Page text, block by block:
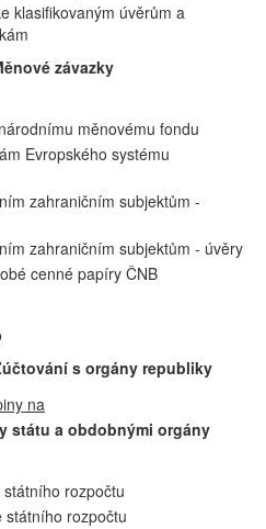
klasifikovaným úvěrům a
závazky
měnovému fondu
Evropského systému
zahraničním subjektům -
zahraničním subjektům - úvěry
cenné papíry ČNB
s orgány republiky
na
státu a obdobnými orgány
rozpočtu
státního rozpočtu